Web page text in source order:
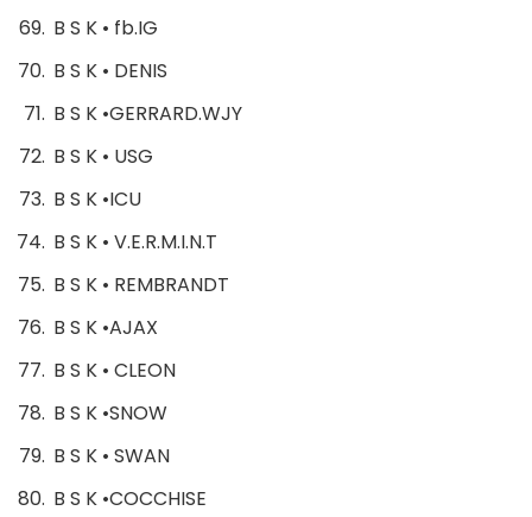
B S K • fb.IG
B S K • DENIS
B S K •GERRARD.WJY
B S K • USG
B S K •ICU
B S K • V.E.R.M.I.N.T
B S K • REMBRANDT
B S K •AJAX
B S K • CLEON
B S K •SNOW
B S K • SWAN
B S K •COCCHISE